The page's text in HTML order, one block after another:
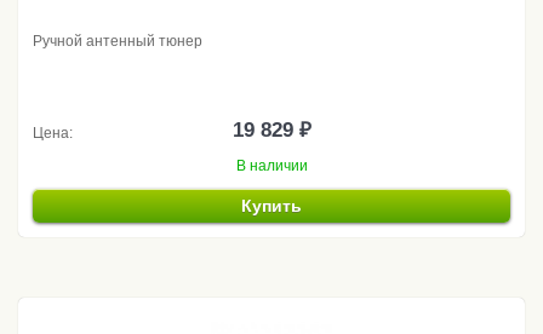
Ручной антенный тюнер
Цена: 19 829 ₽
В наличии
Купить